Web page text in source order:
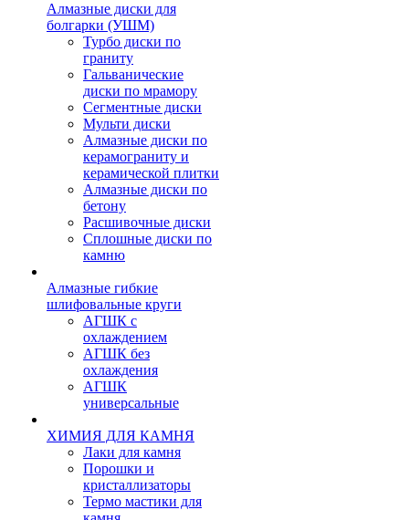
Алмазные диски для
болгарки (УШМ)
Турбо диски по
граниту
Гальванические
диски по мрамору
Сегментные диски
Мульти диски
Алмазные диски по
керамограниту и
керамической плитки
Алмазные диски по
бетону
Расшивочные диски
Сплошные диски по
камню
Алмазные гибкие
шлифовальные круги
АГШК с
охлаждением
АГШК без
охлаждения
АГШК
универсальные
ХИМИЯ ДЛЯ КАМНЯ
Лаки для камня
Порошки и
кристаллизаторы
Термо мастики для